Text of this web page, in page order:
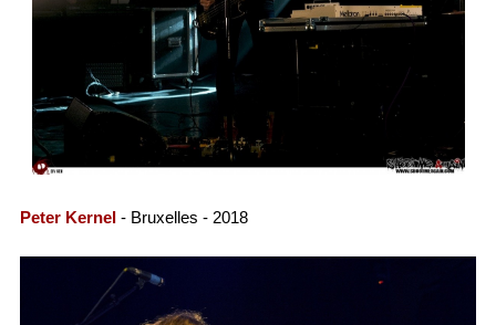
Peter Kernel- Bruxelles - 2018